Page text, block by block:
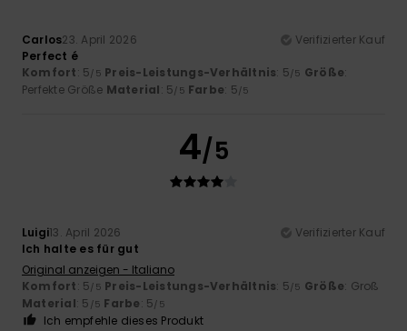
Carlos23. April 2026
Verifizierter Kauf
Perfect é
Komfort: 5/5 Preis-Leistungs-Verhältnis: 5/5 Größe:
Perfekte Größe Material: 5/5 Farbe: 5/5
4/5
Luigi13. April 2026
Verifizierter Kauf
Ich halte es für gut
Original anzeigen - Italiano
Komfort: 5/5 Preis-Leistungs-Verhältnis: 5/5 Größe: Groß
Material: 5 /5 Farbe: 5/5
Ich empfehle dieses Produkt